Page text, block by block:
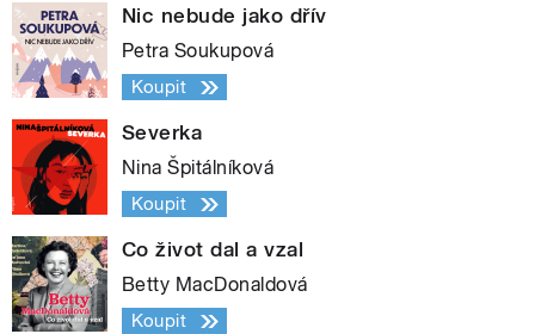
Nic nebude jako dřív
Petra Soukupová
Koupit
Severka
Nina Špitálníková
Koupit
Co život dal a vzal
Betty MacDonaldová
Koupit